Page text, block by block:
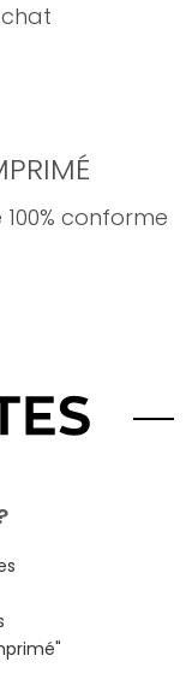
conforme